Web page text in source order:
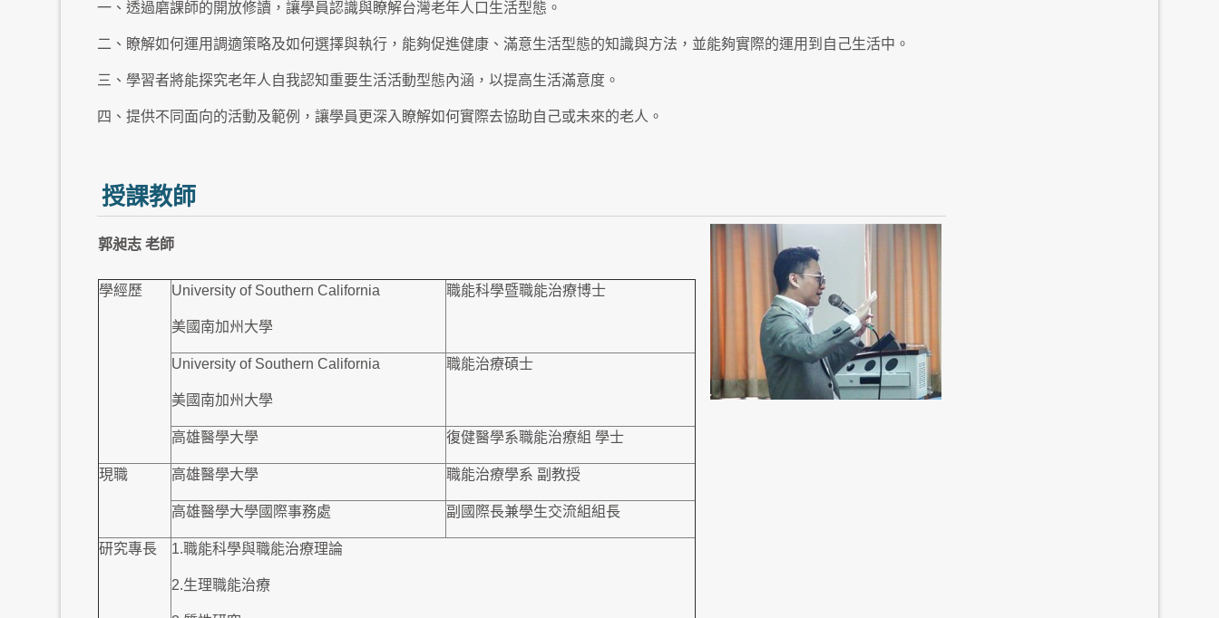
一、透過磨課師的開放修讀，讓學員認識與瞭解台灣老年人口生活型態。
二、瞭解如何運用調適策略及如何選擇與執行，能夠促進健康、滿意生活型態的知識與方法，並能夠實際的運用到自己生活中。
三、學習者將能探究老年人自我認知重要生活活動型態內涵，以提高生活滿意度。
四、提供不同面向的活動及範例，讓學員更深入瞭解如何實際去協助自己或未來的老人。
授課教師
郭昶志 老師
學經歷 University of Southern California
美國南加州大學
職能科學暨職能治療博士
University of Southern California
美國南加州大學
職能治療碩士
高雄醫學大學 復健醫學系職能治療組 學士
現職 高雄醫學大學 職能治療學系 副教授
高雄醫學大學國際事務處 副國際長兼學生交流組組長
研究專長 1.職能科學與職能治療理論
2.生理職能治療